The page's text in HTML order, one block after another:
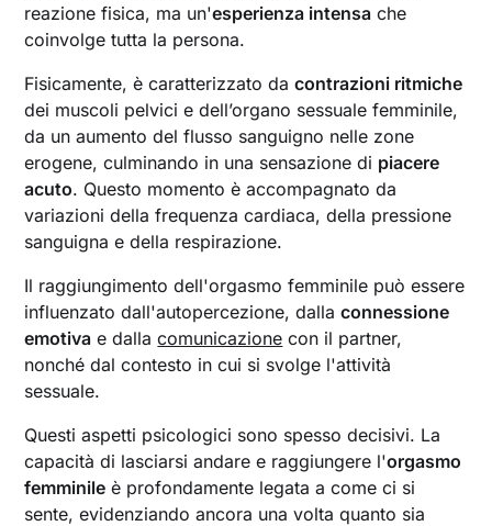
reazione fisica, ma un'esperienza intensa che
coinvolge tutta la persona.
Fisicamente, è caratterizzato dacontrazioni ritmiche
dei muscoli pelvici e dell’organo sessuale femminile,
da un aumento del flusso sanguigno nelle zone
erogene, culminando in una sensazione di piacere
acuto. Questo momento è accompagnato da
variazioni della frequenza cardiaca, della pressione
sanguigna e della respirazione.
Il raggiungimento dell'orgasmo femminile può essere
influenzato dall'autopercezione, dallaconnessione
emotiva e dallacomunicazione con il partner,
nonché dal contesto in cui si svolge l'attività
sessuale.
Questi aspetti psicologici sono spesso decisivi. La
capacità di lasciarsi andare e raggiungere l'orgasmo
femminile è profondamente legata a come ci si
sente, evidenziando ancora una volta quanto sia